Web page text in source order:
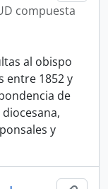
compuesta
al obispo
entre 1852 y
de
y